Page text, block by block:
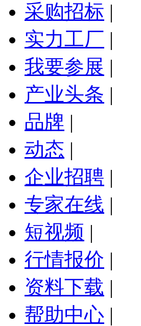
采购招标 |
实力工厂 |
我要参展 |
产业头条 |
品牌 |
动态 |
企业招聘 |
专家在线 |
短视频 |
行情报价 |
资料下载 |
帮助中心 |